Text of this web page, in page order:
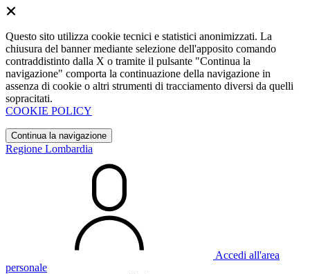
Questo sito utilizza cookie tecnici e statistici anonimizzati. La
chiusura del banner mediante selezione dell'apposito comando
contraddistinto dalla X o tramite il pulsante "Continua la
navigazione" comporta la continuazione della navigazione in
assenza di cookie o altri strumenti di tracciamento diversi da quelli
sopracitati.
COOKIE POLICY
Continua la navigazione
Regione Lombardia
Accedi all'area
personale